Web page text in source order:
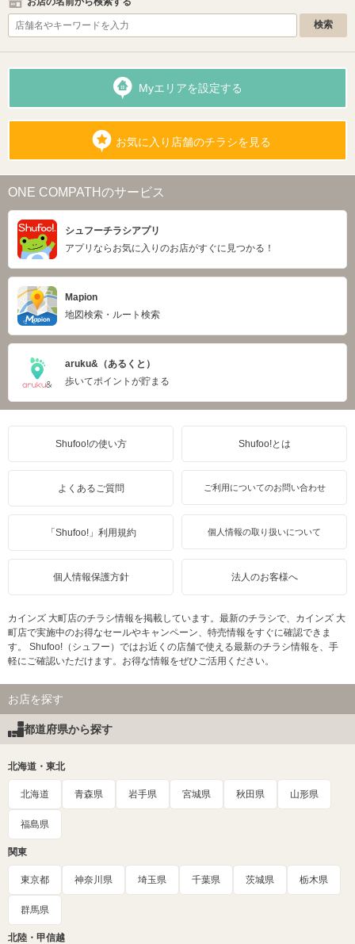
Myエリアを設定する
お気に入り店舗のチラシを見る
ONE COMPATHのサービス
シュフーチラシアプリ
アプリならお気に入りのお店がすぐに見つかる！
Mapion
地図検索・ルート検索
aruku&（あるくと）
歩いてポイントが貯まる
Shufoo!の使い方 Shufoo!とは
よくあるご質問 ご利用についてのお問い合わせ
「Shufoo!」利用規約 個人情報の取り扱いについて
個人情報保護方針 法人のお客様へ
カインズ 大町店のチラシ情報を掲載しています。最新のチラシで、カインズ 大
町店で実施中のお得なセールやキャンペーン、特売情報をすぐに確認できま
す。 Shufoo!（シュフー）ではお近くの店舗で使える最新のチラシ情報を、手
軽にご確認いただけます。お得な情報をぜひご活用ください。
お店を探す
都道府県から探す
北海道・東北
北海道 青森県 岩手県 宮城県 秋田県 山形県
福島県
関東
東京都 神奈川県 埼玉県 千葉県 茨城県 栃木県
群馬県
北陸・甲信越